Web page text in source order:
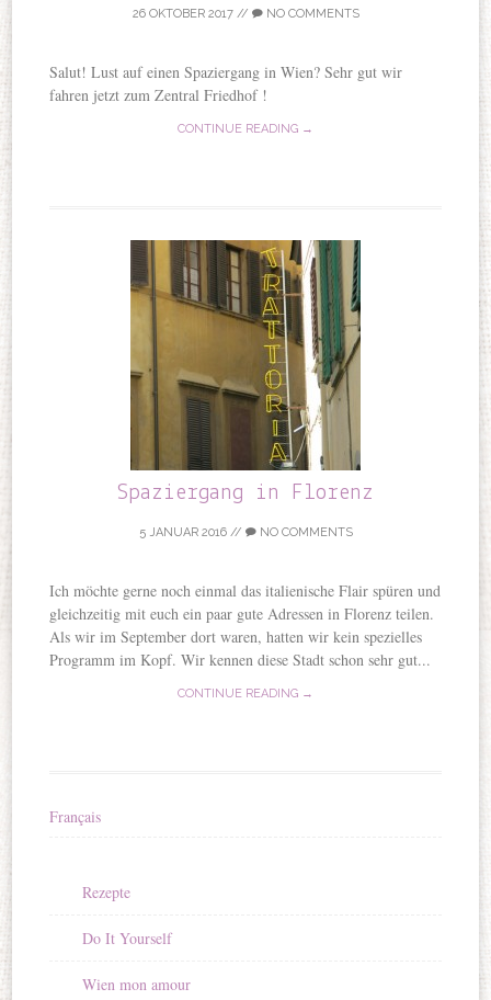
26 OKTOBER 2017// NO COMMENTS
Salut! Lust auf einen Spaziergang in Wien? Sehr gut wir
fahren jetzt zum Zentral Friedhof !
CONTINUE READING →
Spaziergang in Florenz
5 JANUAR 2016// NO COMMENTS
Ich möchte gerne noch einmal das italienische Flair spüren und
gleichzeitig mit euch ein paar gute Adressen in Florenz teilen.
Als wir im September dort waren, hatten wir kein spezielles
Programm im Kopf. Wir kennen diese Stadt schon sehr gut...
CONTINUE READING →
Français
Rezepte
Do It Yourself
Wien mon amour